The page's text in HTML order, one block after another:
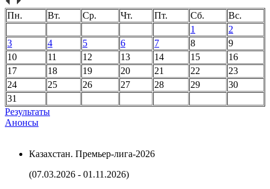
Пн. Вт. Ср. Чт. Пт. Сб.
Вс.
1
2
3
4 5 6 7 8
9
10
11 12 13 14 15
16
17
18 19 20 21 22
23
24
25 26 27 28 29
30
31
Результаты
Анонсы
Казахстан. Премьер-лига-2026
(07.03.2026 - 01.11.2026)